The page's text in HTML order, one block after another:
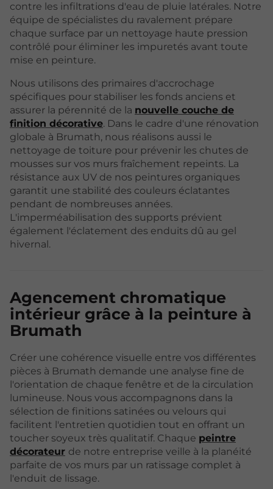
contre les infiltrations d'eau de pluie latérales. Notre
équipe de spécialistes du ravalement prépare
chaque surface par un nettoyage haute pression
contrôlé pour éliminer les impuretés avant toute
mise en peinture.
Nous utilisons des primaires d'accrochage
spécifiques pour stabiliser les fonds anciens et
assurer la pérennité de la nouvelle couche de
finition décorative. Dans le cadre d'une rénovation
globale à Brumath, nous réalisons aussi le
nettoyage de toiture pour prévenir les chutes de
mousses sur vos murs fraîchement repeints. La
résistance aux UV de nos peintures organiques
garantit une stabilité des couleurs éclatantes
pendant de nombreuses années.
L'imperméabilisation des supports prévient
également l'éclatement des enduits dû au gel
hivernal.
Agencement chromatique
intérieur grâce à la peinture à
Brumath
Créer une cohérence visuelle entre vos différentes
pièces à Brumath demande une analyse fine de
l'orientation de chaque fenêtre et de la circulation
lumineuse. Nous vous accompagnons dans la
sélection de finitions satinées ou velours qui
facilitent l'entretien quotidien tout en offrant un
toucher soyeux très qualitatif. Chaque peintre
décorateur de notre entreprise veille à la planéité
parfaite de vos murs par un ratissage complet à
l'enduit de lissage.